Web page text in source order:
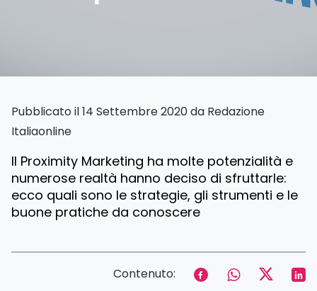
Pubblicato il 14 Settembre 2020 da Redazione
Italiaonline
Il Proximity Marketing ha molte potenzialità e
numerose realtà hanno deciso di sfruttarle:
ecco quali sono le strategie, gli strumenti e le
buone pratiche da conoscere
Contenuto: